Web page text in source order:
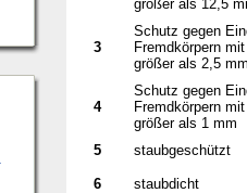
größer als 12,5
3
Schutz gegen
Fremdkörpern
größer als 2,5
4
Schutz gegen
Fremdkörpern
größer als 1 mm
5
staubgeschützt
6 staubdicht